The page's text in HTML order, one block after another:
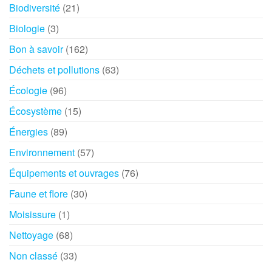
Biodiversité (21)
Biologie (3)
Bon à savoir(162)
Déchets et pollutions (63)
Écologie (96)
Écosystème (15)
Énergies (89)
Environnement (57)
Équipements et ouvrages (76)
Faune et flore (30)
Moisissure (1)
Nettoyage (68)
Non classé (33)